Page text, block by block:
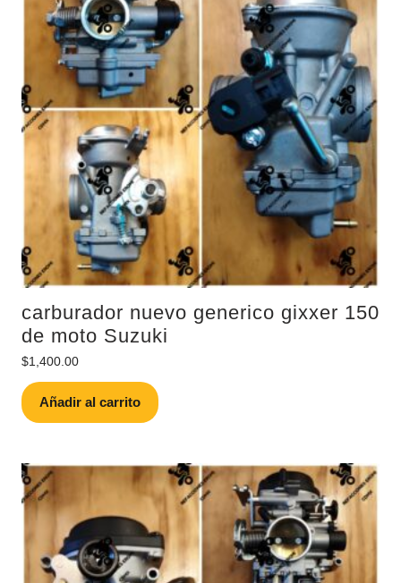
carburador nuevo generico gixxer 150
de moto Suzuki
$1,400.00
Añadir al carrito